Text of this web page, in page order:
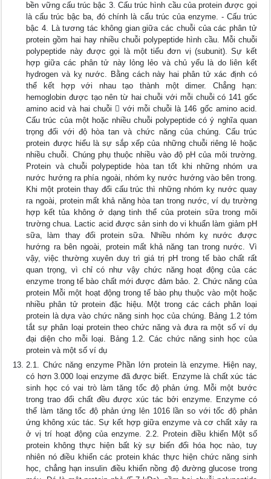
bền vững cấu trúc bậc 3. Cấu trúc hình cầu của protein được gọi
là cấu trúc bậc ba, đó chính là cấu trúc của enzyme. - Cấu trúc
bậc 4. Là tương tác không gian giữa các chuỗi của các phân tử
protein gồm hai hay nhiều chuỗi polypeptide hình cầu. Mỗi chuỗi
polypeptide này được gọi là một tiểu đơn vị (subunit). Sự kết
hợp giữa các phân tử này lỏng lẻo và chủ yếu là do liên kết
hydrogen và kỵ nước. Bằng cách này hai phân tử xác định có
thể kết hợp với nhau tạo thành một dimer. Chẳng hạn:
hemoglobin được tạo nên từ hai chuỗi với mỗi chuỗi có 141 gốc
amino acid và hai chuỗi  với mỗi chuỗi là 146 gốc amino acid.
Cấu trúc của một hoặc nhiều chuỗi polypeptide có ý nghĩa quan
trọng đối với độ hòa tan và chức năng của chúng. Cấu trúc
protein được hiểu là sự sắp xếp của những chuỗi riêng lẻ hoặc
nhiều chuỗi. Chúng phụ thuộc nhiều vào độ pH của môi trường.
Protein và chuỗi polypeptide hòa tan tốt khi những nhóm ưa
nước hướng ra phía ngoài, nhóm kỵ nước hướng vào bên trong.
Khi một protein thay đổi cấu trúc thì những nhóm kỵ nước quay
ra ngoài, protein mất khả năng hòa tan trong nước, ví dụ trường
hợp kết tủa không ở dạng tinh thể của protein sữa trong môi
trường chua. Lactic acid được sản sinh do vi khuẩn làm giảm pH
sữa, làm thay đổi protein sữa. Nhiều nhóm kỵ nước được
hướng ra bên ngoài, protein mất khả năng tan trong nước. Vì
vậy, việc thường xuyên duy trì giá trị pH trong tế bào chất rất
quan trọng, vì chỉ có như vậy chức năng hoạt động của các
enzyme trong tế bào chất mới được đảm bảo. 2. Chức năng của
protein Mỗi một hoạt động trong tế bào phụ thuộc vào một hoặc
nhiều phân tử protein đặc hiệu. Một trong các cách phân loại
protein là dựa vào chức năng sinh học của chúng. Bảng 1.2 tóm
tắt sự phân loại protein theo chức năng và đưa ra một số ví dụ
đại diện cho mỗi loại. Bảng 1.2. Các chức năng sinh học của
protein và một số ví dụ
2.1. Chức năng enzyme Phần lớn protein là enzyme. Hiện nay,
có hơn 3.000 loại enzyme đã được biết. Enzyme là chất xúc tác
sinh học có vai trò làm tăng tốc độ phản ứng. Mỗi một bước
trong trao đổi chất đều được xúc tác bởi enzyme. Enzyme có
thể làm tăng tốc độ phản ứng lên 1016 lần so với tốc độ phản
ứng không xúc tác. Sự kết hợp giữa enzyme và cơ chất xảy ra
ở vị trí hoạt động của enzyme. 2.2. Protein điều khiển Một số
protein không thực hiện bất kỳ sự biến đổi hóa học nào, tuy
nhiên nó điều khiển các protein khác thực hiện chức năng sinh
học, chẳng hạn insulin điều khiển nồng độ đường glucose trong